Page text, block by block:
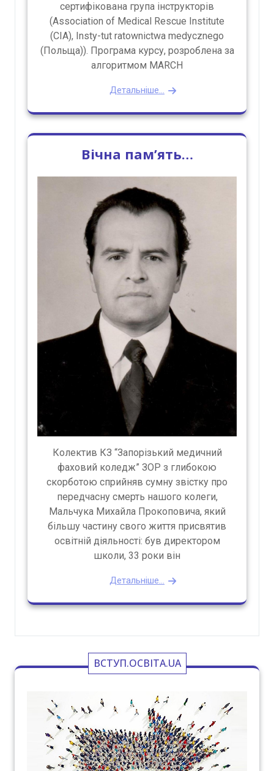
сертифікована група інструкторів
(Association of Medical Rescue Institute
(CIA), Insty-tut ratownictwa medycznego
(Польща)). Програма курсу, розроблена за
алгоритмом MARCH
Детальніше...
Вічна пам’ять…
Колектив КЗ “Запорізький медичний
фаховий коледж” ЗОР з глибокою
скорботою сприйняв сумну звістку про
передчасну смерть нашого колеги,
Мальчука Михайла Прокоповича, який
більшу частину свого життя присвятив
освітній діяльності: був директором
школи, 33 роки він
Детальніше...
ВСТУП.ОСВІТА.UA